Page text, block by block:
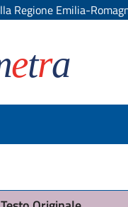
Regione Emilia-
etra